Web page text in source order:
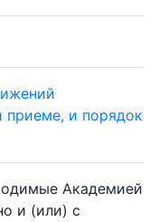
и порядок
Академией
и (или) с